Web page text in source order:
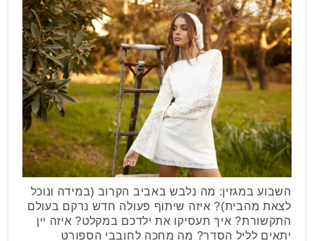
השבוע במגזין: מה נלבש באביב הקרוב (במידה ונוכל
לצאת מהבית)? איזה שיתוף פעולה חדש נרקם בעולם
התקשורת? איך תעסיקו את ילדכם במקלט? איזה יין
יתאים לליל הסדר? מה מחכה לחובבי הספורט